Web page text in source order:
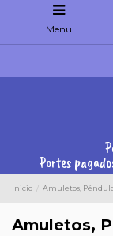
Menu
Portes
Inicio Amuletos,
Amuletos,